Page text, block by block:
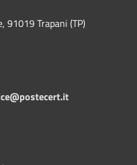
91019 Trapani (TP)